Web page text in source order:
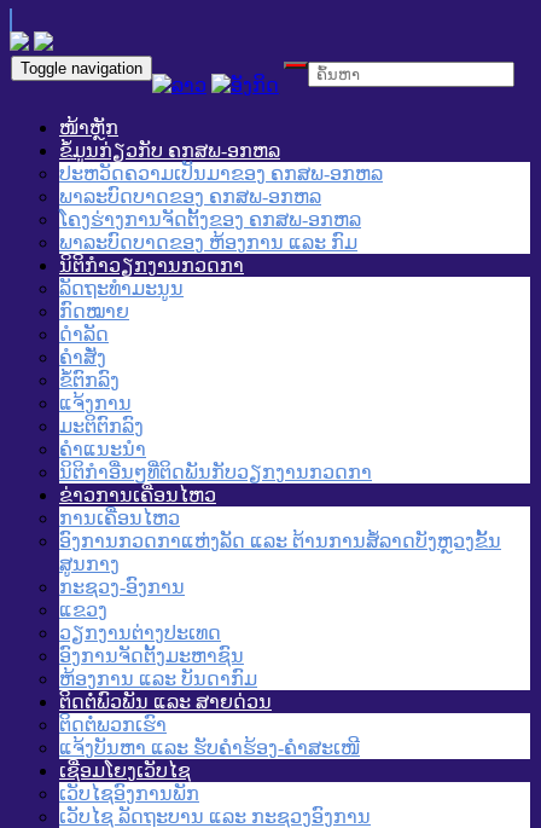
Toggle navigation
ໜ້າຫຼັກ
ຂໍ້ມູນກ່ຽວກັບ ຄກສພ-ອກຫລ
ປະຫວັດຄວາມເປັນມາຂອງ ຄກສພ-ອກຫລ
ພາລະບົດບາດຂອງ ຄກສພ-ອກຫລ
ໂຄງຮ່າງການຈັດຕັ້ງຂອງ ຄກສພ-ອກຫລ
ພາລະບົດບາດຂອງ ຫ້ອງການ ແລະ ກົມ
ນິຕິກໍາວຽກງານກວດກາ
ລັດຖະທໍາມະນູນ
ກົດໝາຍ
ດໍາລັດ
ຄໍາສັ່ງ
ຂໍ້ຕົກລົງ
ແຈ້ງການ
ມະຕິຕົກລົງ
ຄໍາແນະນໍາ
ນິຕິກໍາອື່ນໆທີ່ຕິດພັນກັບວຽກງານກວດກາ
ຂ່າວການເຄື່ອນໄຫວ
ການເຄື່ອນໄຫວ
ອົງການກວດກາແຫ່ງລັດ ແລະ ຕ້ານການສໍ້ລາດບັງຫຼວງຂັ້ນ
ສູນກາງ
ກະຊວງ-ອົງການ
ແຂວງ
ວຽກງານຕ່າງປະເທດ
ອົງການຈັດຕັ້ງມະຫາຊົນ
ຫ້ອງການ ແລະ ບັນດາກົມ
ຕິດຕໍ່ພົວພັນ ແລະ ສາຍດ່ວນ
ຕິດຕໍ່ພວກເຮົາ
ແຈ້ງບັນຫາ ແລະ ຮັບຄໍາຮ້ອງ-ຄໍາສະເໜີ
ເຊື່ອມໂຍງເວັບໄຊ
ເວັບໄຊອົງການພັກ
ເວັບໄຊ ລັດຖະບານ ແລະ ກະຊວງອົງການ